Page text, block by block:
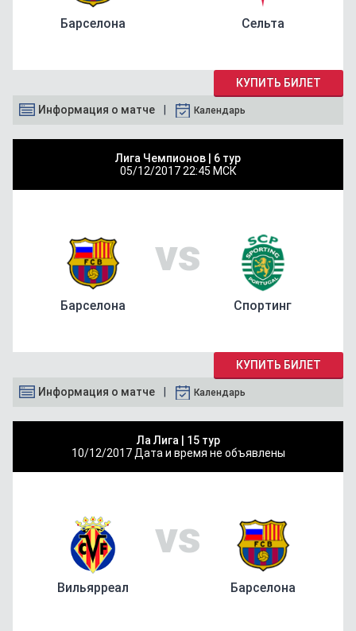
Барселона Сельта
КУПИТЬ БИЛЕТ
Информация о матче Календарь
Лига Чемпионов | 6 тур
05/12/2017 22:45 МСК
Барселона
vs
Спортинг
КУПИТЬ БИЛЕТ
Информация о матче Календарь
Ла Лига | 15 тур
10/12/2017 Дата и время не объявлены
Вильярреал
vs
Барселона